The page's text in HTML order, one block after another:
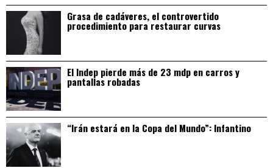
Grasa de cadáveres, el controvertido
procedimiento para restaurar curvas
El Indep pierde más de 23 mdp en carros y
pantallas robadas
“Irán estará en la Copa del Mundo”: Infantino